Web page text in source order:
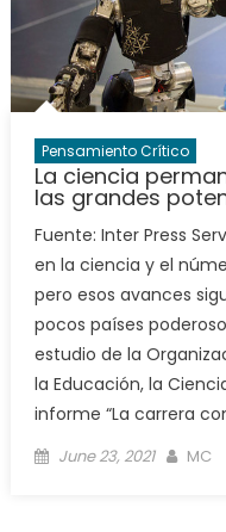
Pensamiento Crítico
La ciencia
las grandes
Fuente: Inter Press
en la ciencia y el
pero esos avances
pocos países
estudio de la
la Educación, la
informe “La carrera
Posted
June 23, 2021 MC